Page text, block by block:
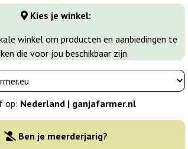
Kies je winkel:
winkel om producten en aanbiedingen te
die voor jou beschikbaar zijn.
op: Nederland | ganjafarmer.nl
Ben je meerderjarig?
Sensi Seeds